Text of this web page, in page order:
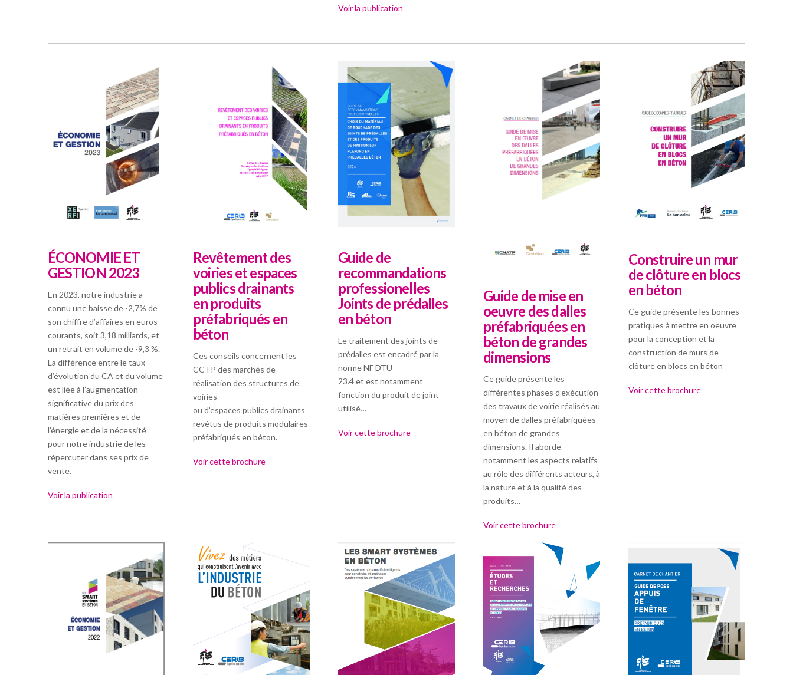
Voir la publication
ÉCONOMIE ET
GESTION 2023
En 2023, notre industrie a
connu une baisse de -2,7% de
son chiffre d’affaires en euros
courants, soit 3,18 milliards, et
un retrait en volume de -9,3 %.
La différence entre le taux
d’évolution du CA et du volume
est liée à l’augmentation
significative du prix des
matières premières et de
l’énergie et de la nécessité
pour notre industrie de les
répercuter dans ses prix de
vente.
Voir la publication
Revêtement des
voiries et espaces
publics drainants
en produits
préfabriqués en
béton
Ces conseils concernent les
CCTP des marchés de
réalisation des structures de
voiries
ou d’espaces publics drainants
revêtus de produits modulaires
préfabriqués en béton.
Voir cette brochure
Guide de
recommandations
professionelles
Joints de prédalles
en béton
Le traitement des joints de
prédalles est encadré par la
norme NF DTU
23.4 et est notamment
fonction du produit de joint
utilisé…
Voir cette brochure
Guide de mise en
oeuvre des dalles
préfabriquées en
béton de grandes
dimensions
Ce guide présente les
différentes phases d’exécution
des travaux de voirie réalisés au
moyen de dalles préfabriquées
en béton de grandes
dimensions. Il aborde
notamment les aspects relatifs
au rôle des différents acteurs, à
la nature et à la qualité des
produits…
Voir cette brochure
Construire un mur
de clôture en blocs
en béton
Ce guide présente les bonnes
pratiques à mettre en oeuvre
pour la conception et la
construction de murs de
clôture en blocs en béton
Voir cette brochure